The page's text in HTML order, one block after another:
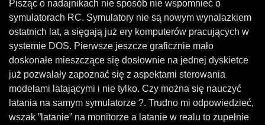
Pisząc o nadajnikach nie sposób nie wspomnieć o
symulatorach RC. Symulatory nie są nowym wynalazkiem
ostatnich lat, a sięgają już ery komputerów pracujących w
systemie DOS. Pierwsze jeszcze graficznie mało
doskonałe mieszczące się dosłownie na jednej dyskietce
już pozwalały zapoznać się z aspektami sterowania
modelami latającymi i nie tylko. Czy można się nauczyć
latania na samym symulatorze ?. Trudno mi odpowiedzieć,
wszak ”latanie” na monitorze a latanie w realu to zupełnie